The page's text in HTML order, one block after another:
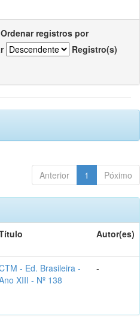
Ordenar registros por
Registro(s)
Anterior 1 Póximo
Autor(es)
- Ed. Brasileira -
XIII - Nº 138
-